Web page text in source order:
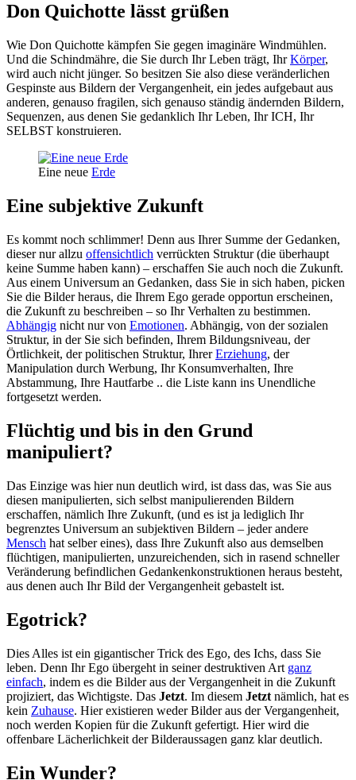
Don Quichotte lässt grüßen
Wie Don Quichotte kämpfen Sie gegen imaginäre Windmühlen.
Und die Schindmähre, die Sie durch Ihr Leben trägt, IhrKörper,
wird auch nicht jünger. So besitzen Sie also diese veränderlichen
Gespinste aus Bildern der Vergangenheit, ein jedes aufgebaut aus
anderen, genauso fragilen, sich genauso ständig ändernden Bildern,
Sequenzen, aus denen Sie gedanklich Ihr Leben, Ihr ICH, Ihr
SELBST konstruieren.
Eine neue Erde
Eine subjektive Zukunft
Es kommt noch schlimmer! Denn aus Ihrer Summe der Gedanken,
dieser nur allzu offensichtlich verrückten Struktur (die überhaupt
keine Summe haben kann) – erschaffen Sie auch noch die Zukunft.
Aus einem Universum an Gedanken, dass Sie in sich haben, picken
Sie die Bilder heraus, die Ihrem Ego gerade opportun erscheinen,
die Zukunft zu beschreiben – so Ihr Verhalten zu bestimmen.
Abhängig nicht nur von Emotionen. Abhängig, von der sozialen
Struktur, in der Sie sich befinden, Ihrem Bildungsniveau, der
Örtlichkeit, der politischen Struktur, IhrerErziehung, der
Manipulation durch Werbung, Ihr Konsumverhalten, Ihre
Abstammung, Ihre Hautfarbe .. die Liste kann ins Unendliche
fortgesetzt werden.
Flüchtig und bis in den Grund
manipuliert?
Das Einzige was hier nun deutlich wird, ist dass das, was Sie aus
diesen manipulierten, sich selbst manipulierenden Bildern
erschaffen, nämlich Ihre Zukunft, (und es ist ja lediglich Ihr
begrenztes Universum an subjektiven Bildern – jeder andere
Mensch hat selber eines), dass Ihre Zukunft also aus demselben
flüchtigen, manipulierten, unzureichenden, sich in rasend schneller
Veränderung befindlichen Gedankenkonstruktionen heraus besteht,
aus denen auch Ihr Bild der Vergangenheit gebastelt ist.
Egotrick?
Dies Alles ist ein gigantischer Trick des Ego, des Ichs, dass Sie
leben. Denn Ihr Ego übergeht in seiner destruktiven Art ganz
einfach, indem es die Bilder aus der Vergangenheit in die Zukunft
projiziert, das Wichtigste. Das Jetzt. Im diesem Jetzt nämlich, hat es
kein Zuhause. Hier existieren weder Bilder aus der Vergangenheit,
noch werden Kopien für die Zukunft gefertigt. Hier wird die
offenbare Lächerlichkeit der Bilderaussagen ganz klar deutlich.
Ein Wunder?